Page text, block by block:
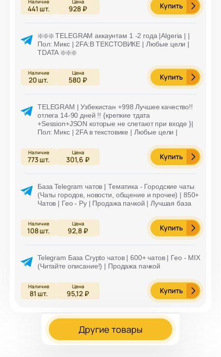
441 шт. 928 ₽ Купить
❇️❇️❇️ TELEGRAM аккаунтам 1 -2 года |Algeria | |
Пол: Микс | 2FA:В ТЕКСТОВИКЕ | Любые цели |
TDATA ❇️❇️❇️
20 шт. 580 ₽ Купить
TELEGRAM | Узбекистан +998 Лучшее качество!!
отлега 14-90 дней !! {крепкие тдата
+Session+JSON которые не слетают при входе }|
Пол: Микс | 2FA в текстовике | Любые цели |
773шт. 301,6 ₽ Купить
База Telegram чатов | Тематика - Городские чаты
(Чаты городов, новости, общение и прочее) | 850+
Чатов | Гео - Ру | Продажа пачкой | Лучшая база
108шт. 92,8 ₽ Купить
Telegram База Crypto чатов | 600+ чатов | Гео - MIX
(Читайте описание!) | Продажа пачкой
81 шт. 95,12 ₽ Купить
Другие товары